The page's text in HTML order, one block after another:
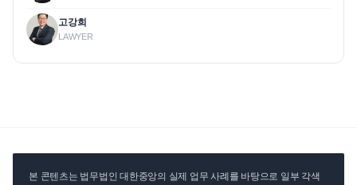
고강희
LAWYER
본 콘텐츠는 법무법인 대한중앙의 실제 업무 사례를 바탕으로 일부 각색